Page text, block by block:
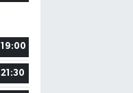
19:00
21:30